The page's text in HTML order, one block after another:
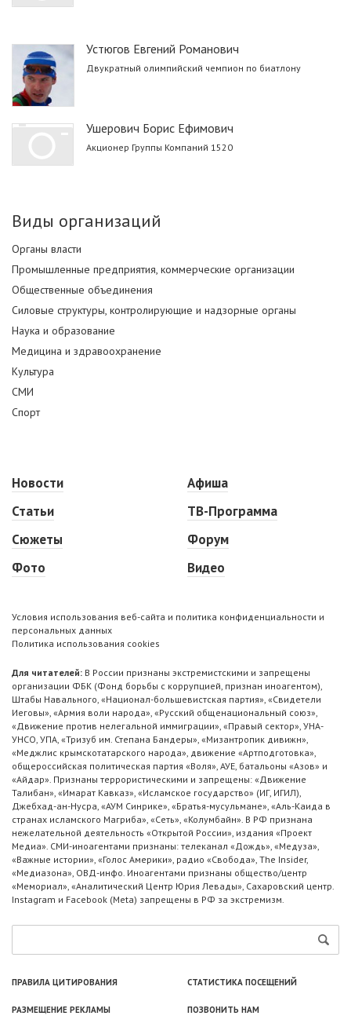
Устюгов Евгений Романович
Двукратный олимпийский чемпион по биатлону
Ушерович Борис Ефимович
Акционер Группы Компаний 1520
Виды организаций
Органы власти
Промышленные предприятия, коммерческие организации
Общественные объединения
Силовые структуры, контролирующие и надзорные органы
Наука и образование
Медицина и здравоохранение
Культура
СМИ
Спорт
Новости
Статьи
Сюжеты
Фото
Афиша
ТВ-Программа
Форум
Видео
Условия использования веб-сайта и политика конфиденциальности и
персональных данных
Политика использования cookies
Для читателей: В России признаны экстремистскими и запрещены
организации ФБК (Фонд борьбы с коррупцией, признан иноагентом),
Штабы Навального, «Национал-большевистская партия», «Свидетели
Иеговы», «Армия воли народа», «Русский общенациональный союз»,
«Движение против нелегальной иммиграции», «Правый сектор», УНА-
УНСО, УПА, «Тризуб им. Степана Бандеры», «Мизантропик дивижн»,
«Меджлис крымскотатарского народа», движение «Артподготовка»,
общероссийская политическая партия «Воля», АУЕ, батальоны «Азов» и
«Айдар». Признаны террористическими и запрещены: «Движение
Талибан», «Имарат Кавказ», «Исламское государство» (ИГ, ИГИЛ),
Джебхад-ан-Нусра, «АУМ Синрике», «Братья-мусульмане», «Аль-Каида в
странах исламского Магриба», «Сеть», «Колумбайн». В РФ признана
нежелательной деятельность «Открытой России», издания «Проект
Медиа». СМИ-иноагентами признаны: телеканал «Дождь», «Медуза»,
«Важные истории», «Голос Америки», радио «Свобода», The Insider,
«Медиазона», ОВД-инфо. Иноагентами признаны общество/центр
«Мемориал», «Аналитический Центр Юрия Левады», Сахаровский центр.
Instagram и Facebook (Metа) запрещены в РФ за экстремизм.
ПРАВИЛА ЦИТИРОВАНИЯ СТАТИСТИКА ПОСЕЩЕНИЙ
РАЗМЕЩЕНИЕ РЕКЛАМЫ ПОЗВОНИТЬ НАМ